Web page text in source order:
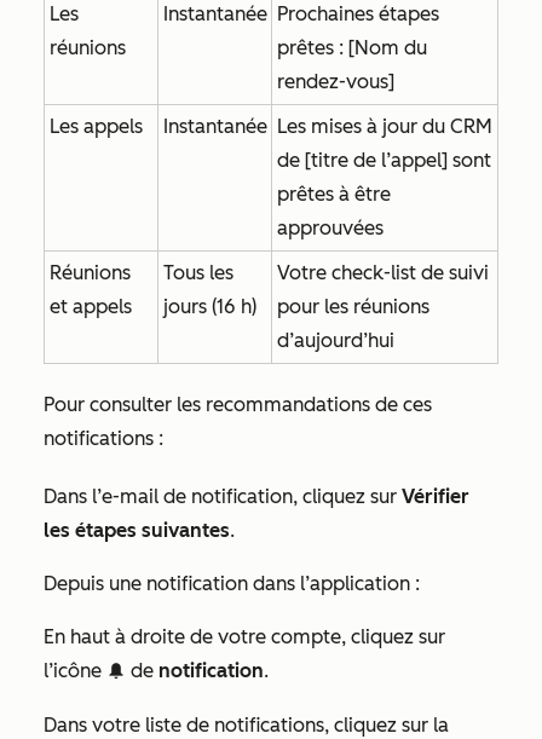
Les
réunions
Instantanée Prochaines étapes
prêtes : [Nom du
rendez-vous]
Les appels
Instantanée Les mises à jour du CRM
de [titre de l’appel] sont
prêtes à être
approuvées
Réunions
et appels
Tous les
jours (16 h)
Votre check-list de suivi
pour les réunions
d’aujourd’hui
Pour consulter les recommandations de ces
notifications :
Dans l’e-mail de notification, cliquez sur Vérifier
les étapes suivantes.
Depuis une notification dans l’application :
En haut à droite de votre compte, cliquez sur
l’icône notification de notification.
Dans votre liste de notifications, cliquez sur la